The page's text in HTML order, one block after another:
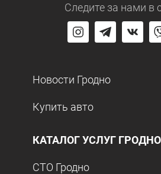
Следите за нами в
Новости Гродно
Купить авто
КАТАЛОГ УСЛУГ
СТО Гродно